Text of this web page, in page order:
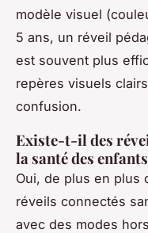
modèle visuel
5 ans, un réveil
est souvent plus
repères visuels
confusion.
Existe-t-il des
la santé des
Oui, de plus en plus
réveils connectés
avec des modes